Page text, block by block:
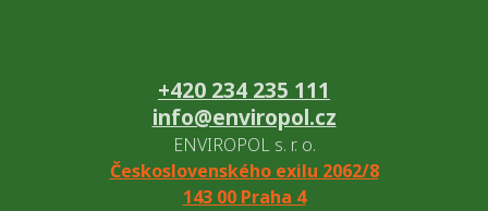
info@enviropol.cz
+420 234 235 111
ENVIROPOL s. r. o.
Československého exilu 2062/8
143 00 Praha 4